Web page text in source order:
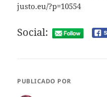
justo.eu/?p=10554
Social:
PUBLICADO POR